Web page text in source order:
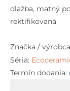
dlažba, matný
rektifikovaná
Značka /
Séria:
Termín dodania: